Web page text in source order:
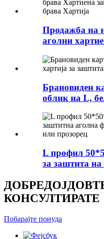
Продажба на
аголни
Брановиден
облик на L,
L профил
за заштита на
КОНСУЛТИРАТЕ
Побарајте понуда